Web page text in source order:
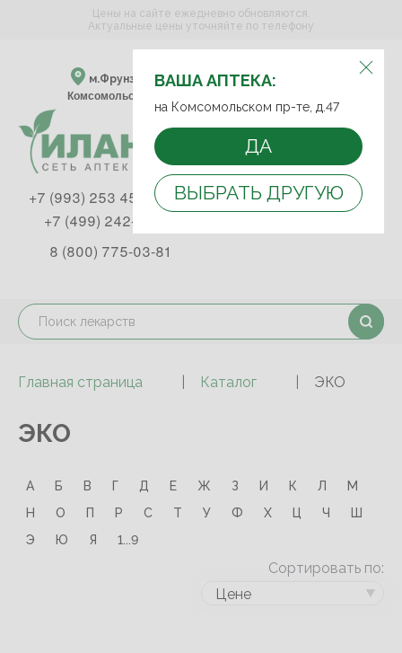
ВЫБЕРИТЕ АПТЕКУ:
м.Фрунзенская м.Спортивная
Комсомольский пр-т, д. 47
ВАША АПТЕКА:
на Комсомольском пр-те, д.47
ДА
ВЫБРАТЬ ДРУГУЮ
Цены на сайте ежедневно обновляются.
Актуальные цены уточняйте по телефону
+7 (993) 253 45 93
+7 (499) 242-90-85
8 (800) 775-03-81
Главная страница Каталог ЭКО
ЭКО
А Б В Г Д Е Ж З И К Л
М
Н
О П Р С Т У Ф Х Ц Ч
Ш
Э
Ю Я 1...9
Сортировать по:
Цене